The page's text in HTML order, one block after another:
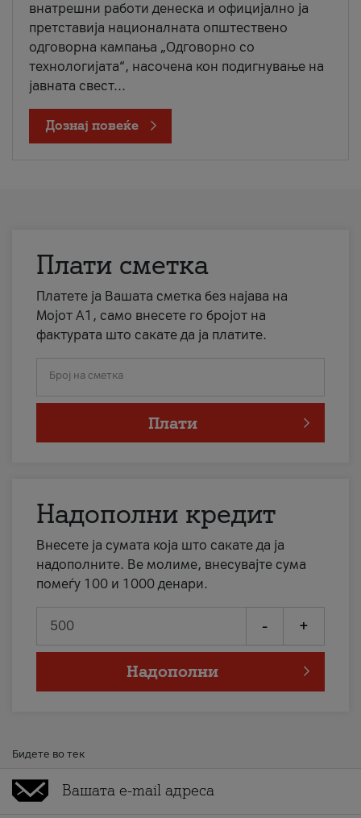
внатрешни работи денеска и официјално ја
претставија националната општествено
одговорна кампања „Одговорно со
технологијата“, насочена кон подигнување на
јавната свест...
Дознај повеќе
Плати сметка
Платете ја Вашата сметка без најава на
Мојот А1, само внесете го бројот на
фактурата што сакате да ја платите.
Број на сметка
Плати
Надополни кредит
Внесете ја сумата која што сакате да ја
надополните. Ве молиме, внесувајте сума
помеѓу 100 и 1000 денари.
- +
Надополни
Бидете во тек